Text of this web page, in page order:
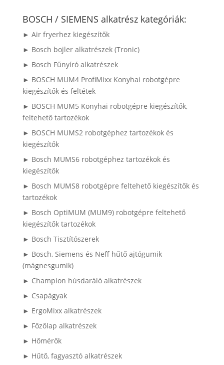
következőre:
BOSCH / SIEMENS alkatrész kategóriák:
► Air fryerhez kiegészítők
► Bosch bojler alkatrészek (Tronic)
► Bosch Fűnyíró alkatrészek
► BOSCH MUM4 ProfiMixx Konyhai robotgépre
kiegészítők és feltétek
► BOSCH MUM5 Konyhai robotgépre kiegészítők,
feltehető tartozékok
► BOSCH MUMS2 robotgéphez tartozékok és
kiegészítők
► Bosch MUMS6 robotgéphez tartozékok és
kiegészítők
► Bosch MUMS8 robotgépre feltehető kiegészítők és
tartozékok
► Bosch OptiMUM (MUM9) robotgépre feltehető
kiegészítők tartozékok
► Bosch Tisztítószerek
► Bosch, Siemens és Neff hűtő ajtógumik
(mágnesgumik)
► Champion húsdaráló alkatrészek
► Csapágyak
► ErgoMixx alkatrészek
► Főzőlap alkatrészek
► Hőmérők
► Hűtő, fagyasztó alkatrészek